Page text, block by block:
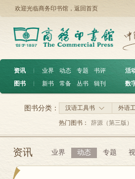
欢迎光临商务印书馆， 返回首页
资讯 ︱ 业界 动态 专题
书评
图书
︱ 新书 常备 丛书 辑刊
活
数
汉语工具书 外语
图书分类：
热门图书： 辞源（第三版）
资讯 业界 动态 专题